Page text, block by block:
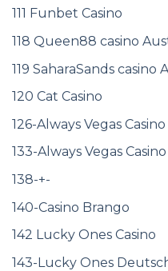
111 Funbet Casino
118 Queen88 casino
119 SaharaSands casino
120 Cat Casino
126-Always Vegas Casino
133-Always Vegas
138-+-
140-Casino Brango
142 Lucky Ones Casino
143-Lucky Ones